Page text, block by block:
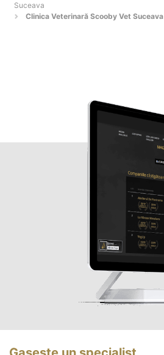
Suceava
Clinica Veterinară Scooby Vet Suceava